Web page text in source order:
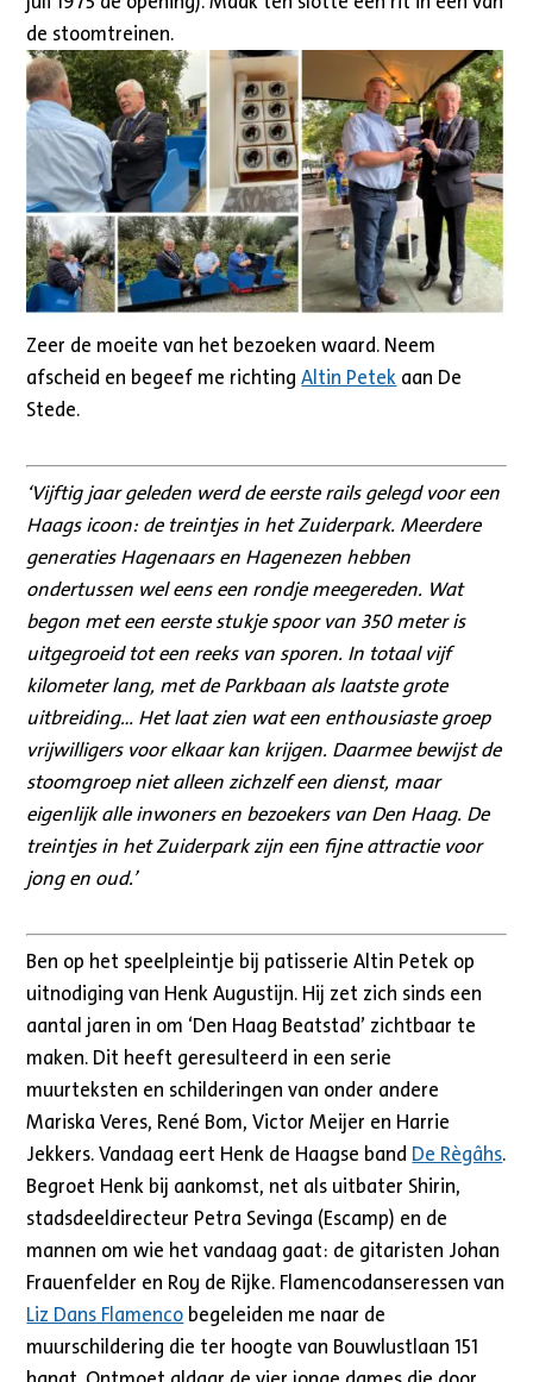
de stoomtreinen.
Zeer de moeite van het bezoeken waard. Neem
afscheid en begeef me richtingAltin Petek aan De
Stede.
‘Vijftig jaar geleden werd de eerste rails gelegd voor een
Haags icoon: de treintjes in het Zuiderpark. Meerdere
generaties Hagenaars en Hagenezen hebben
ondertussen wel eens een rondje meegereden. Wat
begon met een eerste stukje spoor van 350 meter is
uitgegroeid tot een reeks van sporen. In totaal vijf
kilometer lang, met de Parkbaan als laatste grote
uitbreiding… Het laat zien wat een enthousiaste groep
vrijwilligers voor elkaar kan krijgen. Daarmee bewijst de
stoomgroep niet alleen zichzelf een dienst, maar
eigenlijk alle inwoners en bezoekers van Den Haag. De
treintjes in het Zuiderpark zijn een fijne attractie voor
jong en oud.’
Ben op het speelpleintje bij patisserie Altin Petek op
uitnodiging van Henk Augustijn. Hij zet zich sinds een
aantal jaren in om ‘Den Haag Beatstad’ zichtbaar te
maken. Dit heeft geresulteerd in een serie
muurteksten en schilderingen van onder andere
Mariska Veres, René Bom, Victor Meijer en Harrie
Jekkers. Vandaag eert Henk de Haagse band De Règâhs.
Begroet Henk bij aankomst, net als uitbater Shirin,
stadsdeeldirecteur Petra Sevinga (Escamp) en de
mannen om wie het vandaag gaat: de gitaristen Johan
Frauenfelder en Roy de Rijke. Flamencodanseressen van
Liz Dans Flamenco begeleiden me naar de
muurschildering die ter hoogte van Bouwlustlaan 151